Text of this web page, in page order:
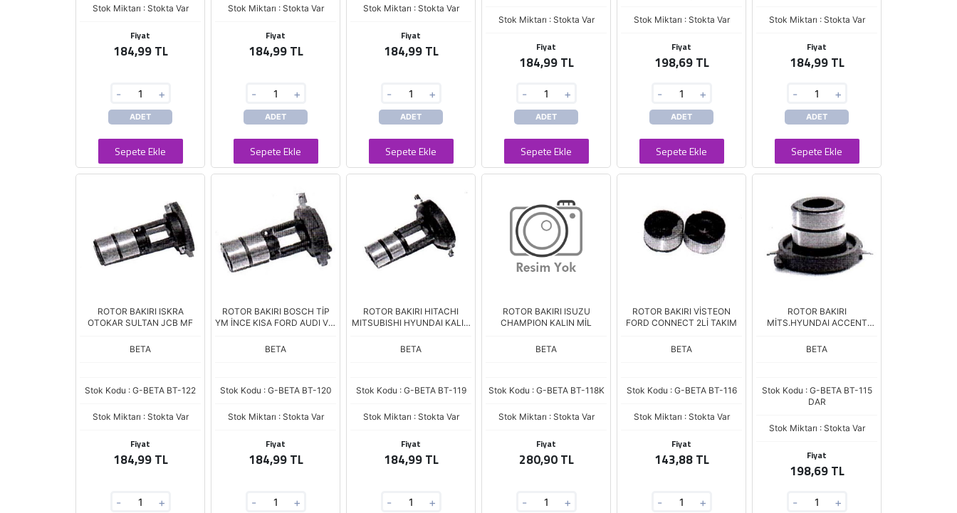
Stok Miktarı : Stokta Var
Fiyat
184,99 TL
- +
ADET
Sepete Ekle
Stok Miktarı : Stokta Var
Fiyat
184,99 TL
- +
ADET
Sepete Ekle
Stok Miktarı : Stokta Var
Fiyat
184,99 TL
- +
ADET
Sepete Ekle
Stok Miktarı : Stokta Var
Fiyat
184,99 TL
- +
ADET
Sepete Ekle
Stok Miktarı : Stokta Var
Fiyat
198,69 TL
- +
ADET
Sepete Ekle
Stok Miktarı : Stokta Var
Fiyat
184,99 TL
- +
ADET
Sepete Ekle
ROTOR BAKIRI ISKRA
OTOKAR SULTAN JCB MF
BETA
Stok Kodu : G-BETA BT-122
Stok Miktarı : Stokta Var
Fiyat
184,99 TL
- +
ROTOR BAKIRI BOSCH TİP
YM İNCE KISA FORD AUDI VW
BETA
Stok Kodu : G-BETA BT-120
Stok Miktarı : Stokta Var
Fiyat
184,99 TL
- +
ROTOR BAKIRI HITACHI
MITSUBISHI HYUNDAI KALIN
BETA
Stok Kodu : G-BETA BT-119
Stok Miktarı : Stokta Var
Fiyat
184,99 TL
- +
ROTOR BAKIRI ISUZU
CHAMPION KALIN MİL
BETA
Stok Kodu : G-BETA BT-118K
Stok Miktarı : Stokta Var
Fiyat
280,90 TL
- +
ROTOR BAKIRI VİSTEON
FORD CONNECT 2Lİ TAKIM
BETA
Stok Kodu : G-BETA BT-116
Stok Miktarı : Stokta Var
Fiyat
143,88 TL
- +
ROTOR BAKIRI
MİTS.HYUNDAI ACCENT
BETA
Stok Kodu : G-BETA BT-115
DAR
Stok Miktarı : Stokta Var
Fiyat
198,69 TL
- +